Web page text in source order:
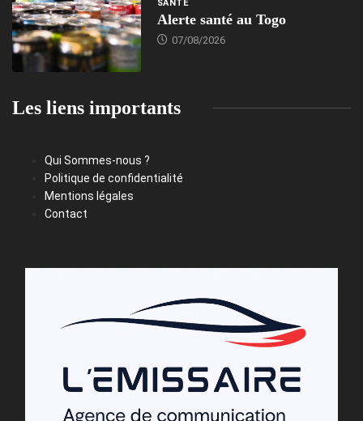
SANTÉ
Alerte santé au Togo
07/08/2026
Les liens importants
Qui Sommes-nous ?
Politique de confidentialité
Mentions légales
Contact